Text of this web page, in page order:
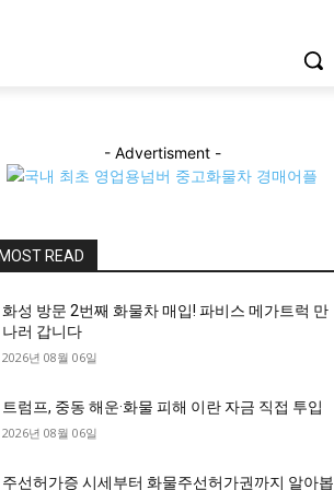
- Advertisment -
READ
화성 방문 2번째 화물차 매입! 파비스 메가트럭 만
나러 갑니다
2026년 08월 06일
트럼프, 중동 해운·화물 피해 이란 자금 직접 투입
2026년 08월 06일
주선허가증 시세부터 화물주선허가권까지 알아봅